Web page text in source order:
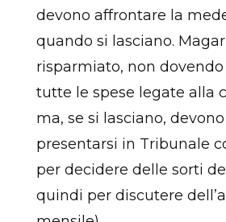
devono affrontare la
quando si lasciano.
risparmiato, non
tutte le spese legate alla
ma, se si lasciano,
presentarsi in Tribunale
per decidere delle sorti
quindi per discutere